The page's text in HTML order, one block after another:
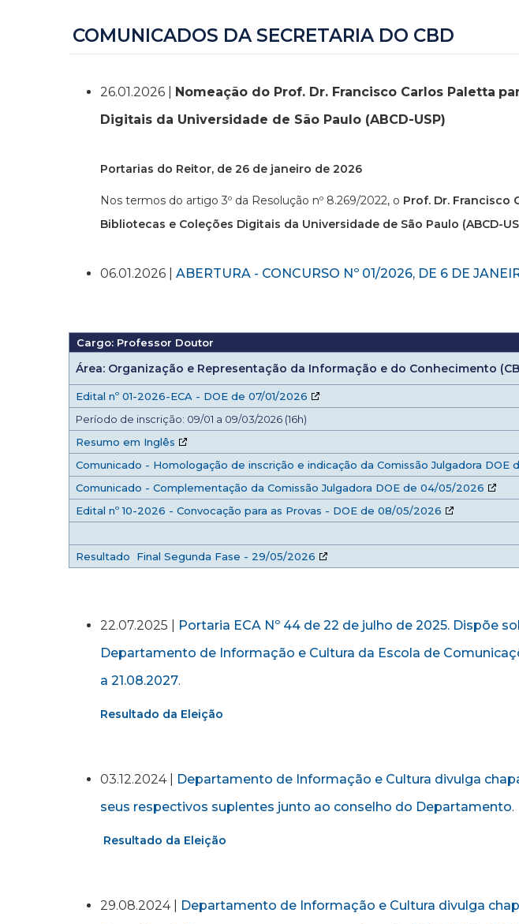
COMUNICADOS DA SECRETARIA DO CBD
26.01.2026 | Nomeação do Prof. Dr. Francisco Carlos Paletta
Digitais da Universidade de São Paulo (ABCD-USP)
Portarias do Reitor, de 26 de janeiro de 2026
Nos termos do artigo 3º da Resolução nº 8.269/2022, o Prof. Dr. Francisco
Bibliotecas e Coleções Digitais da Universidade de São Paulo (ABCD-
06.01.2026 | ABERTURA - CONCURSO Nº 01/2026, DE 6 DE
Cargo: Professor Doutor
Área: Organização e Representação da Informação e do Conhecimento
Edital nº 01-2026-ECA - DOE de 07/01/2026
Período de inscrição: 09/01 a 09/03/2026 (16h)
Resumo em Inglês
Comunicado - Homologação de inscrição e indicação da Comissão Julgadora DOE
Comunicado - Complementação da Comissão Julgadora DOE de 04/05/2026
Edital nº 10-2026 - Convocação para as Provas - DOE de 08/05/2026
Resultado Final Segunda Fase - 29/05/2026
22.07.2025 |
Portaria ECA Nº 44 de 22 de julho de 2025. Dispõe
Departamento de Informação e Cultura da Escola de
a 21.08.2027.
Resultado da Eleição
03.12.2024 |
Departamento de Informação e Cultura divulga
seus respectivos suplentes junto ao conselho do Departamento.
Resultado da Eleição
29.08.2024 |
Departamento de Informação e Cultura divulga